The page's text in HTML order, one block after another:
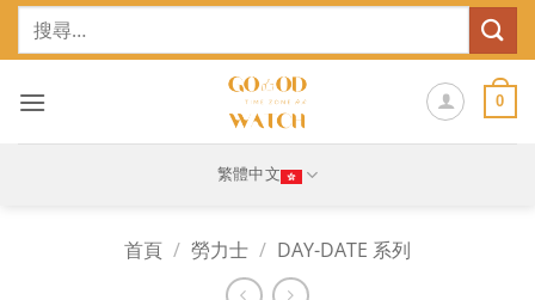
Skip
鍵
0
繁體中文
首頁 / 勞力士 / DAY-DATE 系列